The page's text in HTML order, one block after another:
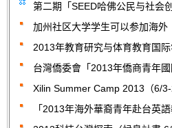
第二期「SEED哈佛公民与社会
加州社区大学学生可以参加海外
2013年教育研究与体育教育国
台灣僑委會「2013年僑商青年
Xilin Summer Camp 2013（6/3-
「2013年海外華裔青年赴台英